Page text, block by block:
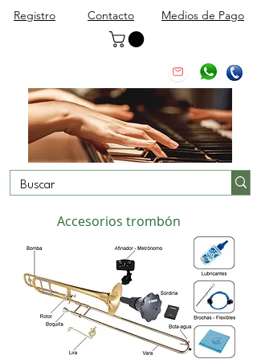
Registro Contacto Medios de Pago
Accesorios trombón